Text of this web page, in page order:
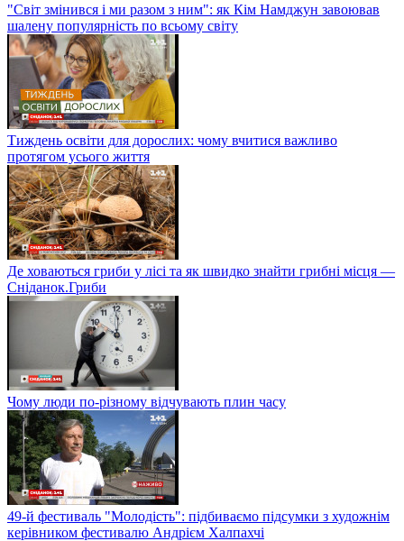
"Світ змінився і ми разом з ним": як Кім Намджун завоював
шалену популярність по всьому світу
Тиждень освіти для дорослих: чому вчитися важливо
протягом усього життя
Де ховаються гриби у лісі та як швидко знайти грибні місця —
Сніданок.Гриби
Чому люди по-різному відчувають плин часу
49-й фестиваль "Молодість": підбиваємо підсумки з художнім
керівником фестивалю Андрієм Халпахчі